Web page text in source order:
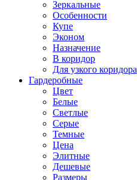
Зеркальные
Особенности
Купе
Эконом
Назначение
В коридор
Для узкого коридора
Гардеробные
Цвет
Белые
Светлые
Серые
Темные
Цена
Элитные
Дешевые
Размеры